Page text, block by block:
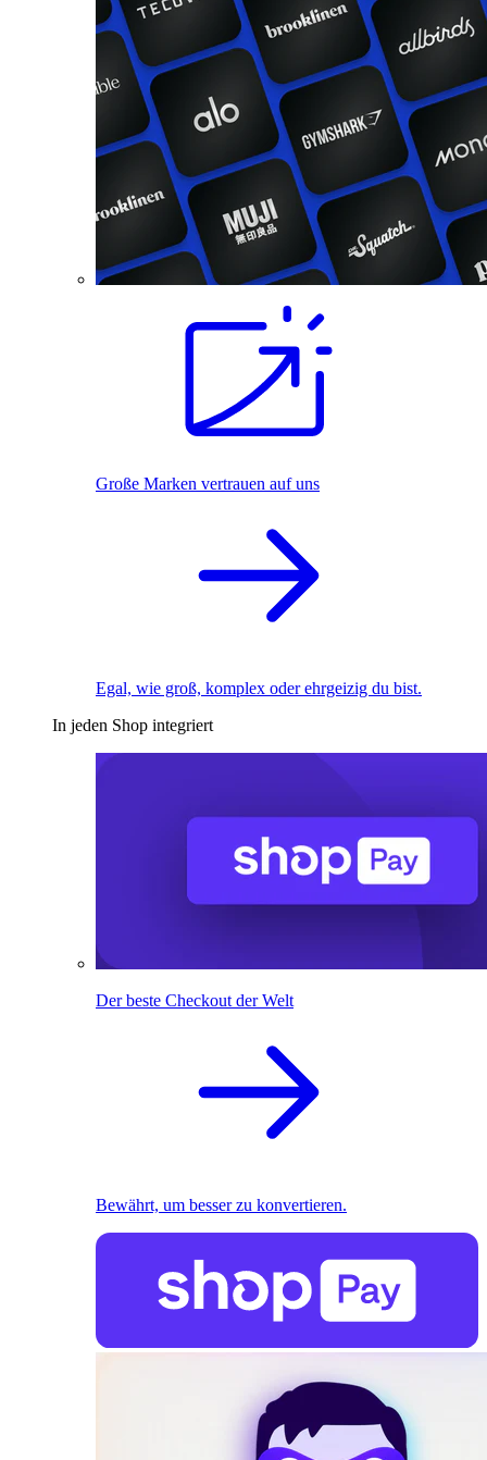
Große Marken vertrauen auf uns
Egal, wie groß, komplex oder ehrgeizig du bist.
In jeden Shop integriert
Der beste Checkout der Welt
Bewährt, um besser zu konvertieren.